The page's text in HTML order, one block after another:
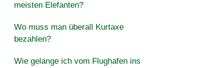
meisten Elefanten?
Wo muss man überall Kurtaxe
bezahlen?
Wie gelange ich vom Flughafen ins